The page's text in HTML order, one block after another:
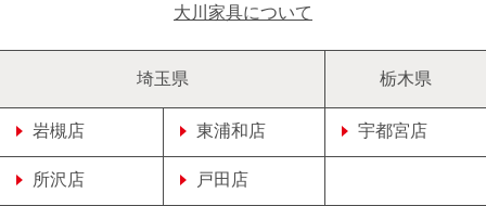
大川家具について
埼玉県
岩槻店 東浦和店
所沢店 戸田店
栃木県
宇都宮店